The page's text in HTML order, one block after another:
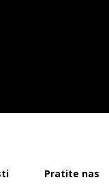
Pratite nas